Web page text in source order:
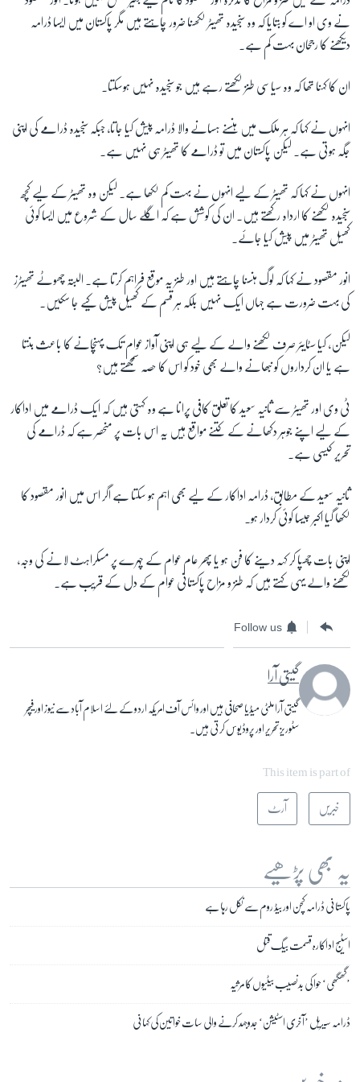
نے وی او اے کو بتایا کہ وہ سنجیدہ تھیٹر لکھنا ضرور چاہتے ہیں مگر پاکستان میں ایسا ڈرامہ
دیکھنے کا رجحان بہت کم ہے۔
ان کا کہنا تھا کہ وہ سیاسی طنز لکھتے رہے ہیں جو سنجیدہ نہیں ہوسکتا۔
انہوں نے کہا کہ ہر ملک میں ہنسنے ہسانے والا ڈرامہ پیش کیا جاتا، جبکہ سنجیدہ ڈرامے کی اپنی
جگہ ہوتی ہے۔ لیکن پاکستان میں تو ڈرامے کا تھیٹر ہی نہیں ہے۔
انہوں نے کہا کہ تھیٹر کے لیے انہوں نے بہت کم لکھا ہے۔ لیکن وہ تھیٹر کے لیے کچھ
سنجیدہ لکھنے کا ارداہ رکھتے ہیں۔ ان کی کوشش ہے کہ اگلے سال کے شروع میں ایسا کوئی
کھیل تھیٹر میں پیش کیا جائے۔
انور مقصود نے کہا کہ لوگ ہنسنا چاہتے ہیں اور طنز یہ موقع فراہم کرتا ہے۔ البتہ چھوٹے تھیٹرز
کی بہت ضرورت ہے جہاں ایک نہیں بلکہ ہر قسم کے کھیل پیش کیے جا سکیں۔
لیکن، کیا سٹایئر صرف لکھنے والے کے لیے ہی اپنی آواز عوام تک پہنچانے کا باعث بنتا
ہے یا ان کرداروں کو نبھانے والے بھی خود کو اس کا حصہ سمجھتے ہیں؟
ٹی وی اور تھیٹر سے ثانیہ سعید کا تعلق کافی پرانا ہے وہ کہتی ہیں کہ ایک ڈرامے میں اداکار
کے لیے اپنے جوہر دکھانے کے کتنے مواقع ہیں یہ اس بات پر منحصر ہے کہ ڈرامے کی
تحریر کیسی ہے۔
ثانیہ سعید کے مطابق، ڈرامہ اداکار کے لیے بھی اہم ہو سکتا ہے اگر اس میں انور مقصود کا
لکھا گیا اکبر جیسا کوئی کردار ہو۔
اپنی بات چھپا کر کہہ دینے کا فن ہو یا پھر عام عوام کے چہرے پر مسکراہٹ لانے کی وجہ،
لکھنے والے یہی کہتے ہیں کہ طنز و مزاح پاکستانی عوام کے دل کے قریب ہے۔
Follow us
گیتی آرا
گیتی آرا ملٹی میڈیا صحافی ہیں اور وائس آف امریکہ اردو کے لئے اسلام آباد سے نیوز اور فیچر
سٹوریز تحریر اور پروڈیوس کرتی ہیں۔
This item is part of
خبریں آرٹ
یہ بھی پڑھیے
پاکستانی ڈرامہ کچن اور بیڈ روم سے نکل رہا ہے
اسٹیج اداکارہ قسمت بیگ قتل
’گھگھی‘ حوا کی بدنصیب بیٹیوں کا مرثیہ
ڈرامہ سیریل ’آخری اسٹیشن‘ جدوجہد کرنے والی سات خواتین کی کہانی